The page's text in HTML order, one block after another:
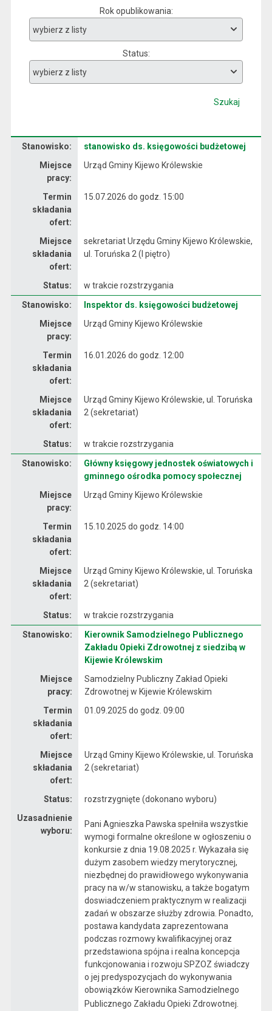
Rok opublikowania
Status
Szukaj
Stanowisko:
stanowisko ds. księgowości budżetowej
Miejsce
pracy:
Urząd Gminy Kijewo Królewskie
Termin
składania
ofert:
15.07.2026 do godz. 15:00
Miejsce
składania
ofert:
sekretariat Urzędu Gminy Kijewo Królewskie,
ul. Toruńska 2 (I piętro)
Status: w trakcie rozstrzygania
Stanowisko:
Inspektor ds. księgowości budżetowej
Miejsce
pracy:
Urząd Gminy Kijewo Królewskie
Termin
składania
ofert:
16.01.2026 do godz. 12:00
Miejsce
składania
ofert:
Urząd Gminy Kijewo Królewskie, ul. Toruńska
2 (sekretariat)
Status: w trakcie rozstrzygania
Stanowisko:
Główny księgowy jednostek oświatowych i
gminnego ośrodka pomocy społecznej
Miejsce
pracy:
Urząd Gminy Kijewo Królewskie
Termin
składania
ofert:
15.10.2025 do godz. 14:00
Miejsce
składania
ofert:
Urząd Gminy Kijewo Królewskie, ul. Toruńska
2 (sekretariat)
Status: w trakcie rozstrzygania
Stanowisko:
Kierownik Samodzielnego Publicznego
Zakładu Opieki Zdrowotnej z siedzibą w
Kijewie Królewskim
Miejsce
pracy:
Samodzielny Publiczny Zakład Opieki
Zdrowotnej w Kijewie Królewskim
Termin
składania
ofert:
01.09.2025 do godz. 09:00
Miejsce
składania
ofert:
Urząd Gminy Kijewo Królewskie, ul. Toruńska
2 (sekretariat)
Status:
rozstrzygnięte (dokonano wyboru)
Uzasadnienie
wyboru:
Pani Agnieszka Pawska spełniła wszystkie
wymogi formalne określone w ogłoszeniu o
konkursie z dnia 19.08.2025 r. Wykazała się
dużym zasobem wiedzy merytorycznej,
niezbędnej do prawidłowego wykonywania
pracy na w/w stanowisku, a także bogatym
doswiadczeniem praktycznym w realizacji
zadań w obszarze służby zdrowia. Ponadto,
postawa kandydata zaprezentowana
podczas rozmowy kwalifikacyjnej oraz
przedstawiona spójna i realna koncepcja
funkcjonowania i rozwoju SPZOZ świadczy
o jej predyspozycjach do wykonywania
obowiązków Kierownika Samodzielnego
Publicznego Zakładu Opieki Zdrowotnej.